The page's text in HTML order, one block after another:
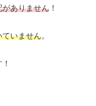
がありません ！
ていません。